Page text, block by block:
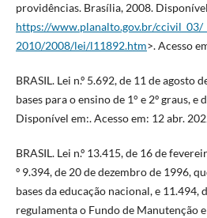
providências. Brasília, 2008.
https://www.planalto.gov.br/ccivil_03/
2010/2008/lei/l11892.htm>. Acesso
BRASIL. Lei n.º 5.692, de 11 de agosto
bases para o ensino de 1° e 2º graus,
Disponível em:. Acesso em: 12 abr.
BRASIL. Lei n.º 13.415, de 16 de
º 9.394, de 20 de dezembro de 1996,
bases da educação nacional, e 11.494,
regulamenta o Fundo de Manutenção